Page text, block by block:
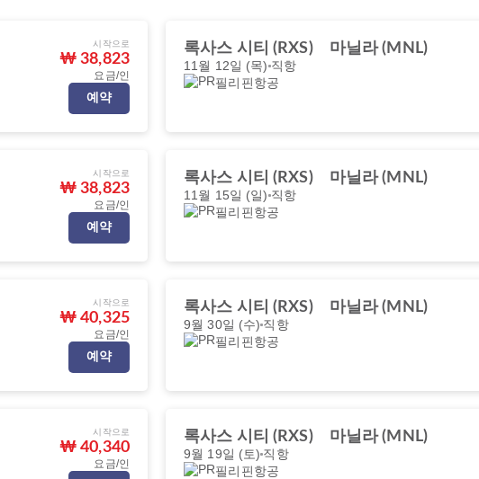
시작으로
₩ 38,823
요금/인
예약
록사스 시티 (RXS) 마닐라 (MNL)
11월 12일 (목) 직항
필리핀항공
시작으로
₩ 38,823
요금/인
예약
록사스 시티 (RXS) 마닐라 (MNL)
11월 15일 (일) 직항
필리핀항공
시작으로
₩ 40,325
요금/인
예약
록사스 시티 (RXS) 마닐라 (MNL)
9월 30일 (수) 직항
필리핀항공
시작으로
₩ 40,340
요금/인
록사스 시티 (RXS) 마닐라 (MNL)
9월 19일 (토) 직항
필리핀항공